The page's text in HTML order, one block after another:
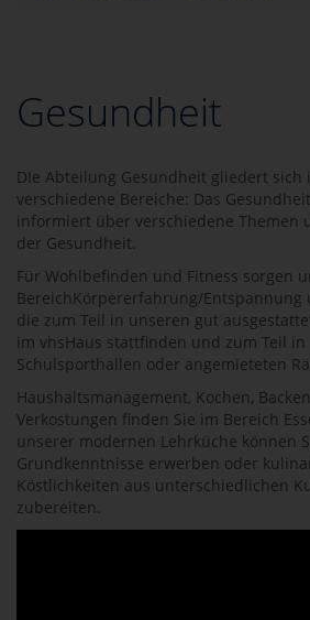
Gesundheit
DIe Abteilung Gesundheit gliedert sich
verschiedene Bereiche: Das
informiert über verschiedene Themen
der Gesundheit.
Für Wohlbefinden und Fitness sorgen
BereichKörpererfahrung/Entspannung
die zum Teil in unseren gut
im vhsHaus stattfinden und zum Teil in
Schulsporthallen oder angemieteten
Haushaltsmanagement, Kochen,
Verkostungen finden Sie im Bereich
unserer modernen Lehrküche können
Grundkenntnisse erwerben oder
Köstlichkeiten aus unterschiedlichen
zubereiten.